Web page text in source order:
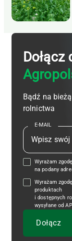
Dołącz
Bądź na
rolnictwa
E-MAIL
Wyrażam
na podany
Wyrażam
produktach
i dostępnych
wysyłane od